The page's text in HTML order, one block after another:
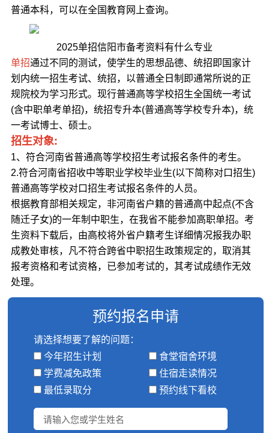
普通本科，可以在全国教育网上查询。
2025单招信阳市备考资料有什么专业
单招通过不同的测试，使学生的思想品德、统招即国家计
划内统一招生考试、统招，以普通全日制即通常所说的正
规院校为学习形式。现行普通高等学校招生全国统一考试
(含中职单考单招)，统招专升本(普通高等学校专升本)，统
一考试博士、硕士。
招生对象:
1、符合河南省普通高等学校招生考试报名条件的考生。
2.符合河南省招收中等职业学校毕业生(以下简称对口招生)
普通高等学校对口招生考试报名条件的人员。
根据教育部相关规定，非河南省户籍的普通高中起点(不含
随迁子女)的一年制中职生，在我省不能参加高职单招。考
生资料下载后，由高校将外省户籍考生详细情况报我办职
成教处审核，凡不符合跨省中职招生政策规定的，取消其
报考资格和考试资格，已参加考试的，其考试成绩作无效
处理。
预约报名申请
请选择想要了解的问题：
今年招生计划
食堂宿舍环境
学费减免政策
住宿走读情况
最低录取分
预约线下看校